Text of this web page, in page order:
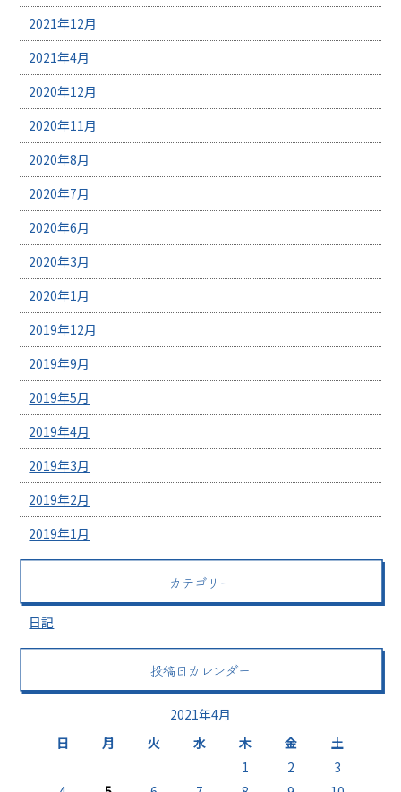
2021年12月
2021年4月
2020年12月
2020年11月
2020年8月
2020年7月
2020年6月
2020年3月
2020年1月
2019年12月
2019年9月
2019年5月
2019年4月
2019年3月
2019年2月
2019年1月
カテゴリー
日記
投稿日カレンダー
2021年4月
日
月 火 水 木 金
土
1
2
3